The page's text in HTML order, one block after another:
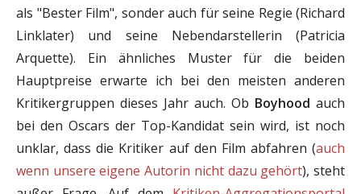
als "Bester Film", sonder auch für seine Regie (Richard
Linklater) und seine Nebendarstellerin (Patricia
Arquette). Ein ähnliches Muster für die beiden
Hauptpreise erwarte ich bei den meisten anderen
Kritikergruppen dieses Jahr auch. Ob Boyhood auch
bei den Oscars der Top-Kandidat sein wird, ist noch
unklar, dass die Kritiker auf den Film abfahren (auch
wenn unsere eigene Autorin nicht dazu gehört), steht